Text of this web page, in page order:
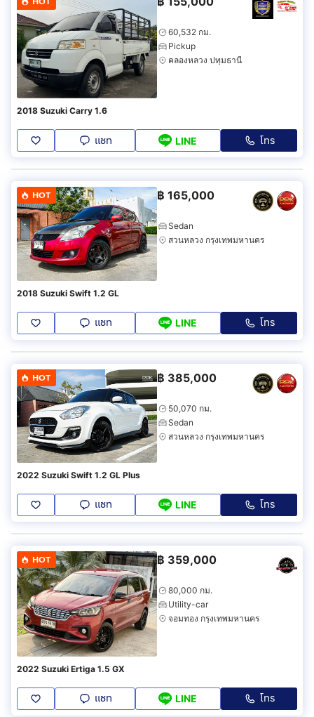
60,532 กม.
Pickup
คลองหลวง ปทุมธานี
2018 Suzuki Carry 1.6
แชท LINE โทร
HOT ฿ 165,000
Sedan
สวนหลวง กรุงเทพมหานคร
2018 Suzuki Swift 1.2 GL
แชท LINE โทร
HOT ฿ 385,000
50,070 กม.
Sedan
สวนหลวง กรุงเทพมหานคร
2022 Suzuki Swift 1.2 GL Plus
แชท LINE โทร
HOT ฿ 359,000
80,000 กม.
Utility-car
จอมทอง กรุงเทพมหานคร
2022 Suzuki Ertiga 1.5 GX
แชท LINE โทร